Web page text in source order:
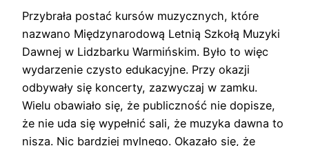
Przybrała postać kursów muzycznych, które
nazwano Międzynarodową Letnią Szkołą Muzyki
Dawnej w Lidzbarku Warmińskim. Było to więc
wydarzenie czysto edukacyjne. Przy okazji
odbywały się koncerty, zazwyczaj w zamku.
Wielu obawiało się, że publiczność nie dopisze,
że nie uda się wypełnić sali, że muzyka dawna to
nisza. Nic bardziej mylnego. Okazało się, że